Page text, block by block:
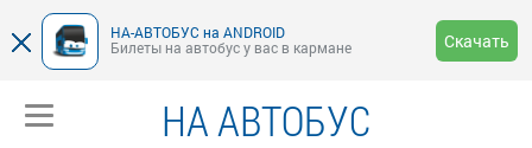
НА-АВТОБУС на ANDROID
Билеты на автобус у вас в кармане
Скачать
НА АВТОБУС